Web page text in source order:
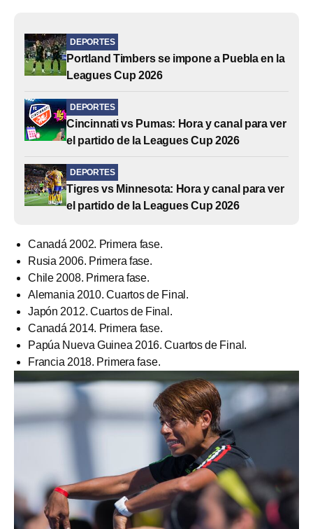
DEPORTES
Portland Timbers se impone a Puebla en la
Leagues Cup 2026
DEPORTES
Cincinnati vs Pumas: Hora y canal para ver
el partido de la Leagues Cup 2026
DEPORTES
Tigres vs Minnesota: Hora y canal para ver
el partido de la Leagues Cup 2026
Canadá 2002. Primera fase.
Rusia 2006. Primera fase.
Chile 2008. Primera fase.
Alemania 2010. Cuartos de Final.
Japón 2012. Cuartos de Final.
Canadá 2014. Primera fase.
Papúa Nueva Guinea 2016. Cuartos de Final.
Francia 2018. Primera fase.